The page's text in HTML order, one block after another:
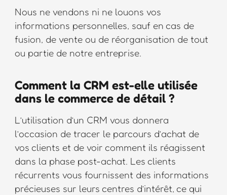
Nous ne vendons ni ne louons vos
informations personnelles, sauf en cas de
fusion, de vente ou de réorganisation de tout
ou partie de notre entreprise.
Comment la CRM est-elle utilisée
dans le commerce de détail ?
L’utilisation d’un CRM vous donnera
l’occasion de tracer le parcours d’achat de
vos clients et de voir comment ils réagissent
dans la phase post-achat. Les clients
récurrents vous fournissent des informations
précieuses sur leurs centres d’intérêt, ce qui